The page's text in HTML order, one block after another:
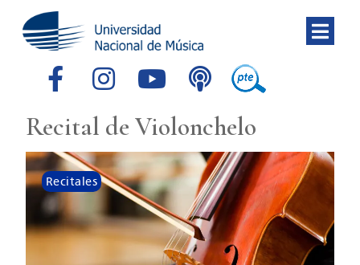
Recital de Violonchelo
Recitales